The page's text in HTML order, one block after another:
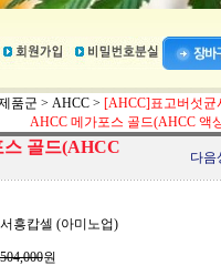
품군 > AHCC > [AHCC]표고버섯균
AHCC 메가포스 골드(AHCC 액
골드(AHCC
다음
흥캅셀 (아미노업)
504,000원